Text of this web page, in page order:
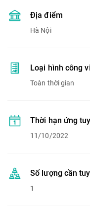
Địa điểm
Hà Nội
Loại hình công
Toàn thời gian
Thời hạn ứng
11/10/2022
Số lượng cần
1